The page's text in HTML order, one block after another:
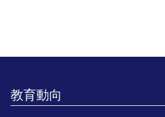
教育動向